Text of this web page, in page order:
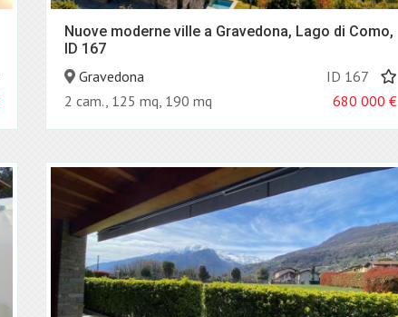
Nuove moderne ville a Gravedona, Lago di Como,
ID 167
Gravedona
ID 167
2 cam., 125 mq, 190 mq
680 000 €